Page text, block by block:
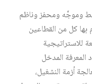
وموجَّه ومحفز وناظم
بها كل من القطاعين
للاستراتيجية
المعرفة المدخل
أزمة النشغيل،